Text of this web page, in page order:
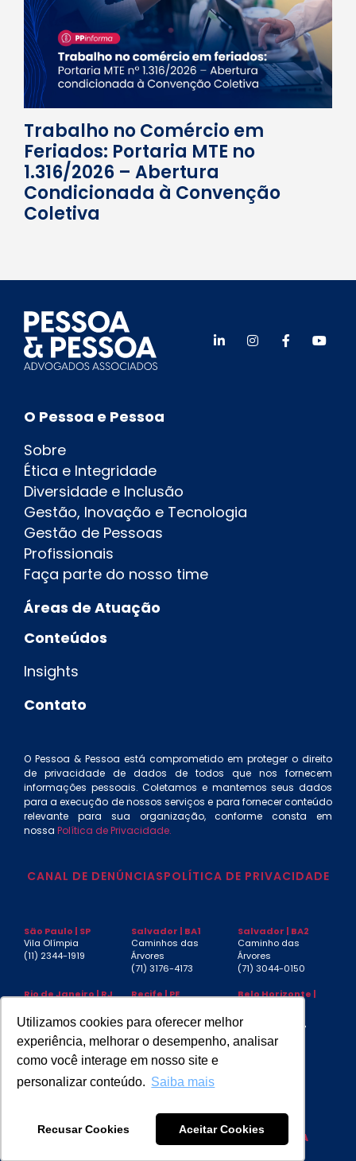
Utilizamos cookies para oferecer melhor
experiência, melhorar o desempenho, analisar
como você interage em nosso site e
personalizar conteúdo. Saiba mais
Recusar Cookies Aceitar Cookies
Trabalho no Comércio em
Feriados: Portaria MTE no
1.316/2026 – Abertura
Condicionada à Convenção
Coletiva
O Pessoa e Pessoa
Sobre
Ética e Integridade
Diversidade e Inclusão
Gestão, Inovação e Tecnologia
Gestão de Pessoas
Profissionais
Faça parte do nosso time
Áreas de Atuação
Conteúdos
Insights
Contato
O Pessoa & Pessoa está comprometido em proteger o direito
de privacidade de dados de todos que nos fornecem
informações pessoais. Coletamos e mantemos seus dados
para a execução de nossos serviços e para fornecer conteúdo
relevante para sua organização, conforme consta em
nossa Política de Privacidade.
CANAL DE DENÚNCIASPOLÍTICA DE PRIVACIDADE
São Paulo | SP
Vila Olímpia
(11) 2344-1919
Salvador | BA1
Caminhos das
Árvores
(71) 3176-4173
Salvador | BA2
Caminho das
Árvores
(71) 3044-0150
Rio de Janeiro | RJ
(21) 3553-4040
Recife | PE
(81) 3032-4880
Belo Horizonte |
(31) 3267-6397
Aracaju | SE
Jardins
(79) 3217-7230
(92) 3085-4439
DESIGN BYCOLOSSEO | CODE BYSWP MIDIA